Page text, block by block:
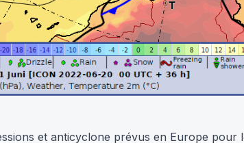
et anticyclone prévus en Europe pour